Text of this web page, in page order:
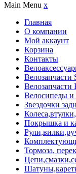
Main Menu x
Главная
О компании
Мой аккаунт
Корзина
Контакты
Велозапчасти
Велосипеды и
Звездочки
Покрышка и
Тормоза,